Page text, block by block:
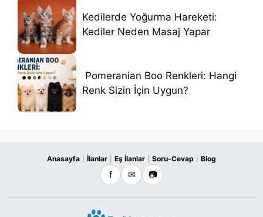
Kedilerde Yoğurma Hareketi:
Kediler Neden Masaj Yapar
Pomeranian Boo Renkleri: Hangi
Renk Sizin İçin Uygun?
Anasayfa İlanlar Eş İlanlar Soru-Cevap Blog
f ✉ 📷